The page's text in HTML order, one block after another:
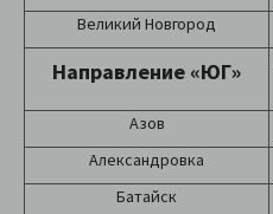
Великий Новгород
Направление «ЮГ»
Азов
Александровка
Батайск